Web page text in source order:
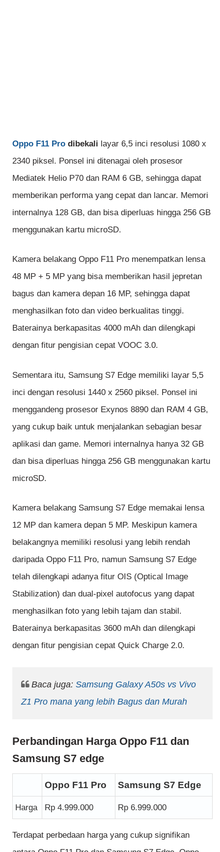
Oppo F11 Pro dibekali layar 6,5 inci resolusi 1080 x
2340 piksel. Ponsel ini ditenagai oleh prosesor
Mediatek Helio P70 dan RAM 6 GB, sehingga dapat
memberikan performa yang cepat dan lancar. Memori
internalnya 128 GB, dan bisa diperluas hingga 256 GB
menggunakan kartu microSD.
Kamera belakang Oppo F11 Pro menempatkan lensa
48 MP + 5 MP yang bisa memberikan hasil jepretan
bagus dan kamera depan 16 MP, sehingga dapat
menghasilkan foto dan video berkualitas tinggi.
Baterainya berkapasitas 4000 mAh dan dilengkapi
dengan fitur pengisian cepat VOOC 3.0.
Sementara itu, Samsung S7 Edge memiliki layar 5,5
inci dengan resolusi 1440 x 2560 piksel. Ponsel ini
menggandeng prosesor Exynos 8890 dan RAM 4 GB,
yang cukup baik untuk menjalankan sebagian besar
aplikasi dan game. Memori internalnya hanya 32 GB
dan bisa diperluas hingga 256 GB menggunakan kartu
microSD.
Kamera belakang Samsung S7 Edge memakai lensa
12 MP dan kamera depan 5 MP. Meskipun kamera
belakangnya memiliki resolusi yang lebih rendah
daripada Oppo F11 Pro, namun Samsung S7 Edge
telah dilengkapi adanya fitur OIS (Optical Image
Stabilization) dan dual-pixel autofocus yang dapat
menghasilkan foto yang lebih tajam dan stabil.
Baterainya berkapasitas 3600 mAh dan dilengkapi
dengan fitur pengisian cepat Quick Charge 2.0.
Baca juga: Samsung Galaxy A50s vs Vivo
Z1 Pro mana yang lebih Bagus dan Murah
Perbandingan Harga Oppo F11 dan
Samsung S7 edge
Oppo F11 Pro Samsung S7 Edge
Harga Rp 4.999.000 Rp 6.999.000
Terdapat perbedaan harga yang cukup signifikan